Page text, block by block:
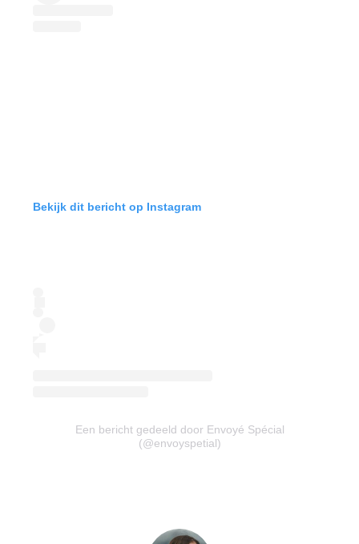
Bekijk dit bericht op Instagram
Een bericht gedeeld door Envoyé Spécial
(@envoyspetial)